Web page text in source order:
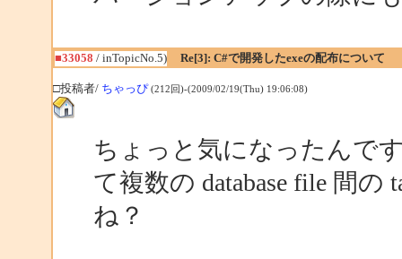
■33058 / inTopicNo.5) Re[3]: C#で開発したexeの配布について
□投稿者/ ちゃっぴ (212回)-(2009/02/19(Thu) 19:06:08)
ちょっと気になったんです
て複数の database file 間
ね？